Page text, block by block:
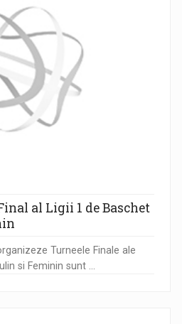
al Ligii 1 de Baschet
Turneele Finale ale
si Feminin sunt ...